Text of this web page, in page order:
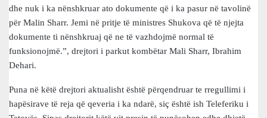
dhe nuk i ka nënshkruar ato dokumente që i ka pasur në tavolinë
për Malin Sharr. Jemi në pritje të ministres Shukova që të njejta
dokumente ti nënshkruaj që ne të vazhdojmë normal të
funksionojmë.”, drejtori i parkut kombëtar Mali Sharr, Ibrahim
Dehari.
Puna në këtë drejtori aktualisht është përqendruar te rregullimi i
hapësirave të reja që qeveria i ka ndarë, siç është ish Teleferiku i